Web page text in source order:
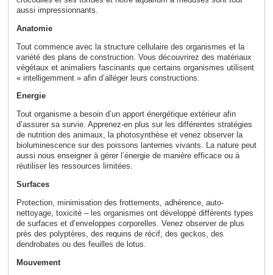
aussi impressionnants.
Anatomie
Tout commence avec la structure cellulaire des organismes et la
variété des plans de construction. Vous découvrirez des matériaux
végétaux et animaliers fascinants que certains organismes utilisent
« intelligemment » afin d’alléger leurs constructions.
Energie
Tout organisme a besoin d’un apport énergétique extérieur afin
d’assurer sa survie. Apprenez-en plus sur les différentes stratégies
de nutrition des animaux, la photosynthèse et venez observer la
bioluminescence sur des poissons lanternes vivants. La nature peut
aussi nous enseigner à gérer l’énergie de manière efficace ou à
réutiliser les ressources limitées.
Surfaces
Protection, minimisation des frottements, adhérence, auto-
nettoyage, toxicité – les organismes ont développé différents types
de surfaces et d’enveloppes corporelles. Venez observer de plus
près des polyptères, des requins de récif, des geckos, des
dendrobates ou des feuilles de lotus.
Mouvement